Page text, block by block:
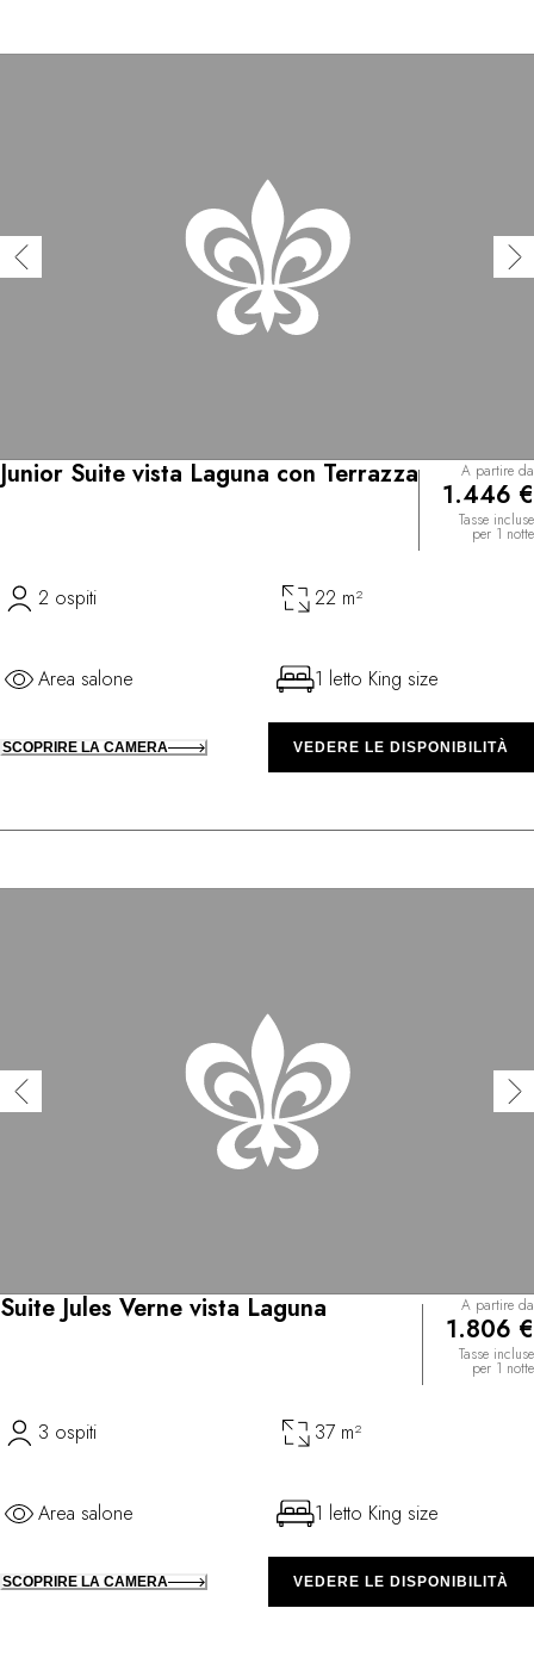
Junior Suite vista Laguna con Terrazza A partire da
1.446 €
Tasse incluse
per 1 notte
2 ospiti 22 m²
Area salone 1 letto King size
SCOPRIRE LA CAMERA VEDERE LE DISPONIBILITÀ
Suite Jules Verne vista Laguna A partire da
1.806 €
Tasse incluse
per 1 notte
3 ospiti 37 m²
Area salone 1 letto King size
SCOPRIRE LA CAMERA VEDERE LE DISPONIBILITÀ